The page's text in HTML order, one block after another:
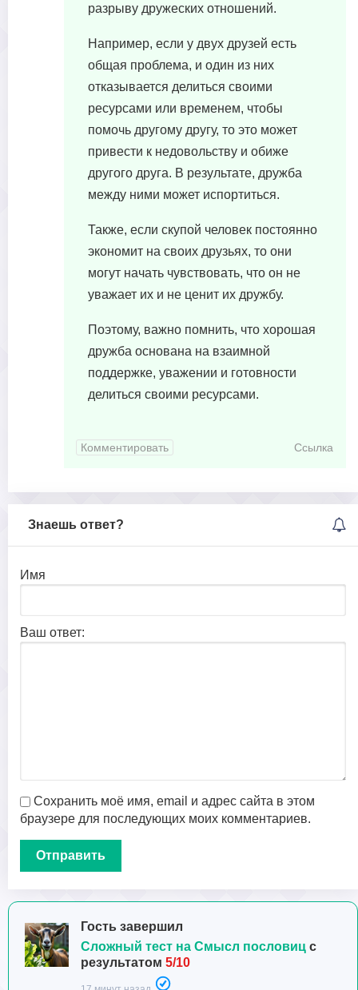
разрыву дружеских отношений.
Например, если у двух друзей есть
общая проблема, и один из них
отказывается делиться своими
ресурсами или временем, чтобы
помочь другому другу, то это может
привести к недовольству и обиже
другого друга. В результате, дружба
между ними может испортиться.
Также, если скупой человек постоянно
экономит на своих друзьях, то они
могут начать чувствовать, что он не
уважает их и не ценит их дружбу.
Поэтому, важно помнить, что хорошая
дружба основана на взаимной
поддержке, уважении и готовности
делиться своими ресурсами.
Комментировать Ссылка
Знаешь ответ?
Имя
Ваш ответ:
Сохранить моё имя, email и адрес сайта в этом
браузере для последующих моих комментариев.
Гость завершил
Сложный тест на Смысл пословиц с
результатом 5/10